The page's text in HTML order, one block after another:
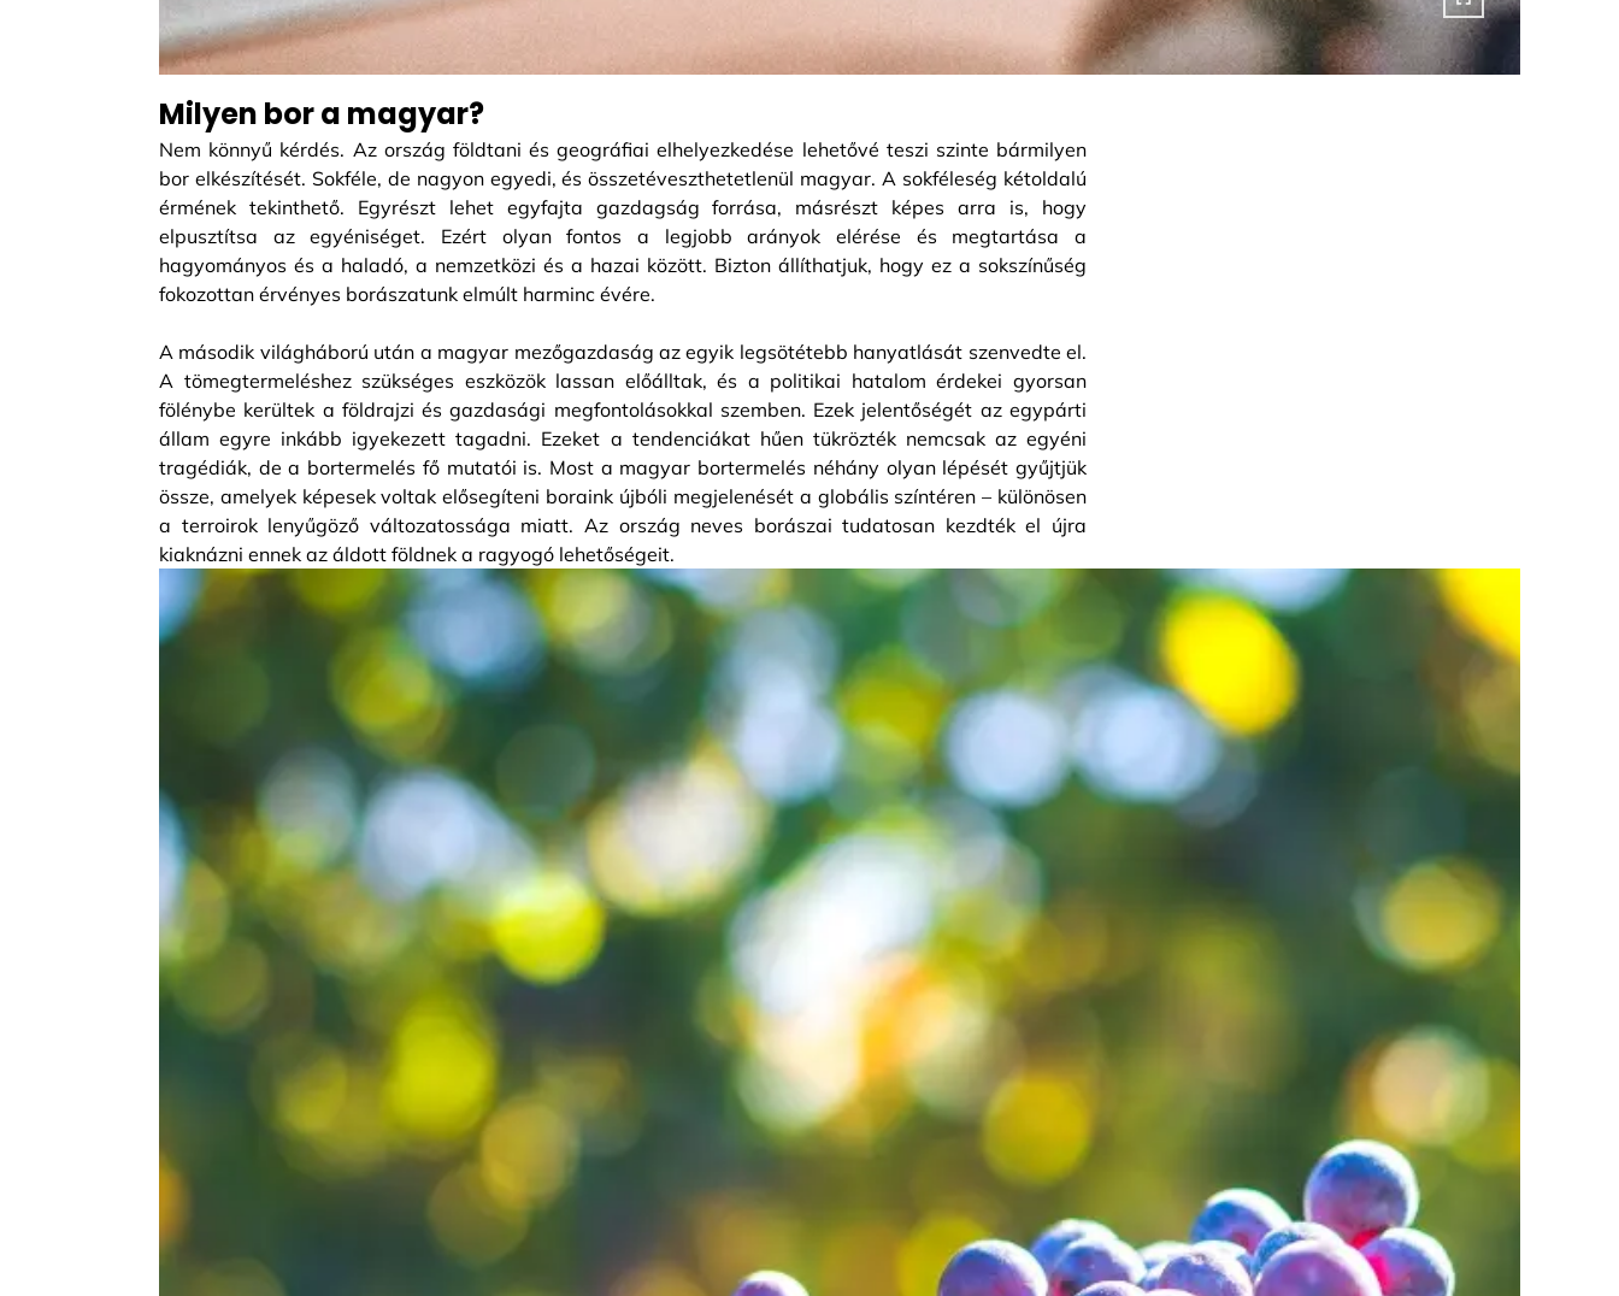
Milyen bor a magyar?
Nem könnyű kérdés. Az ország földtani és geográfiai elhelyezkedése lehetővé teszi szinte bármilyen
bor elkészítését. Sokféle, de nagyon egyedi, és összetéveszthetetlenül magyar. A sokféleség kétoldalú
érmének tekinthető. Egyrészt lehet egyfajta gazdagság forrása, másrészt képes arra is, hogy
elpusztítsa az egyéniséget. Ezért olyan fontos a legjobb arányok elérése és megtartása a
hagyományos és a haladó, a nemzetközi és a hazai között. Bizton állíthatjuk, hogy ez a sokszínűség
fokozottan érvényes borászatunk elmúlt harminc évére.
A második világháború után a magyar mezőgazdaság az egyik legsötétebb hanyatlását szenvedte el.
A tömegtermeléshez szükséges eszközök lassan előálltak, és a politikai hatalom érdekei gyorsan
fölénybe kerültek a földrajzi és gazdasági megfontolásokkal szemben. Ezek jelentőségét az egypárti
állam egyre inkább igyekezett tagadni. Ezeket a tendenciákat hűen tükrözték nemcsak az egyéni
tragédiák, de a bortermelés fő mutatói is. Most a magyar bortermelés néhány olyan lépését gyűjtjük
össze, amelyek képesek voltak elősegíteni boraink újbóli megjelenését a globális színtéren – különösen
a terroirok lenyűgöző változatossága miatt. Az ország neves borászai tudatosan kezdték el újra
kiaknázni ennek az áldott földnek a ragyogó lehetőségeit.